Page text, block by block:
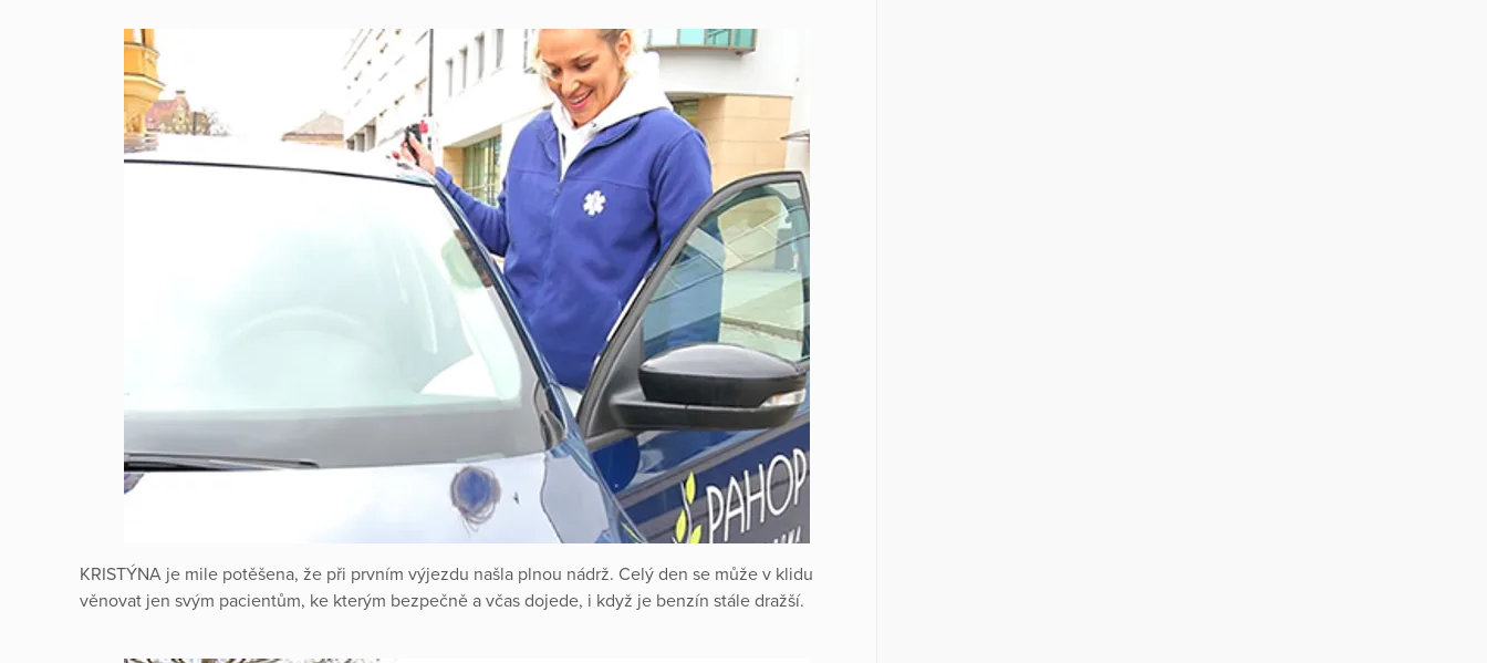
KRISTÝNA je mile potěšena, že při prvním výjezdu našla plnou nádrž. Celý den se může v klidu
věnovat jen svým pacientům, ke kterým bezpečně a včas dojede, i když je benzín stále dražší.